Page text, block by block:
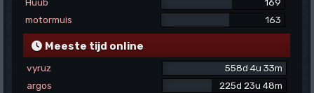
motormuis
163
Meeste tijd online
vyruz
558d 4u 33m
argos
225d 23u 48m